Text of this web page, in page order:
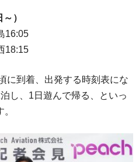
）
16:05
18:15
に到着、出発する時刻表にな
し、1日遊んで帰る、といっ